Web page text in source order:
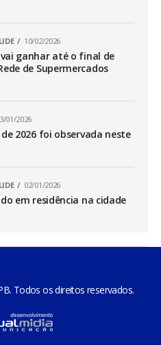
10/02/2026
ganhar até o final de
de Supermercados
01/2026
2026 foi observada neste
02/01/2026
em residência na cidade
Todos os direitos reservados.